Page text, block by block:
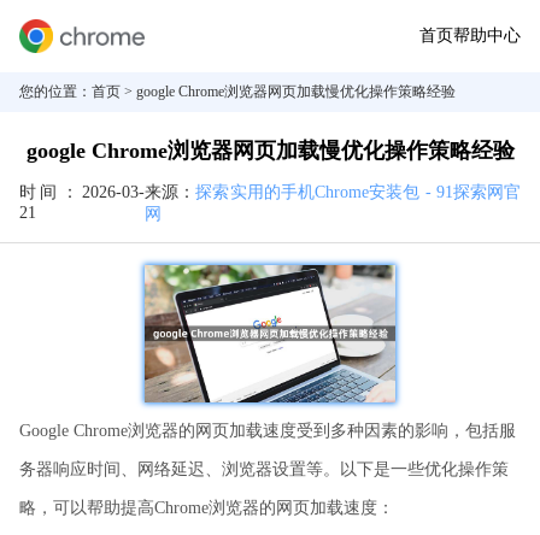
首页帮助中心
您的位置： 首页 > google Chrome浏览器网页加载慢优化操作策略经验
google Chrome浏览器网页加载慢优化操作策略经验
时间： 2026-03-
21
来源：探索实用的手机Chrome安装包 - 91探索网官
网
Google Chrome浏览器的网页加载速度受到多种因素的影响，包括服
务器响应时间、网络延迟、浏览器设置等。以下是一些优化操作策
略，可以帮助提高Chrome浏览器的网页加载速度：